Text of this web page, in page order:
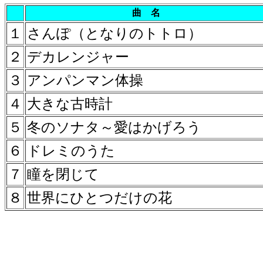
曲 名
１
さんぽ（となりのトトロ）
２ デカレンジャー
３ アンパンマン体操
４ 大きな古時計
５ 冬のソナタ～愛はかげろう
６
ドレミのうた
７ 瞳を閉じて
８ 世界にひとつだけの花